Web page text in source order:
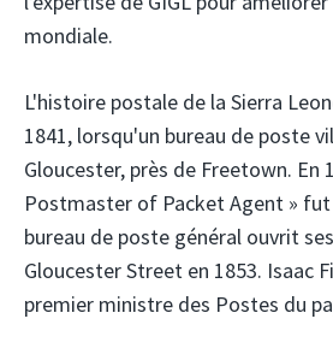
mondiale.
L'histoire postale de la Sierra
1841, lorsqu'un bureau de poste
Gloucester, près de Freetown. En
Postmaster of Packet Agent »
bureau de poste général ouvrit
Gloucester Street en 1853. Isaac
premier ministre des Postes du